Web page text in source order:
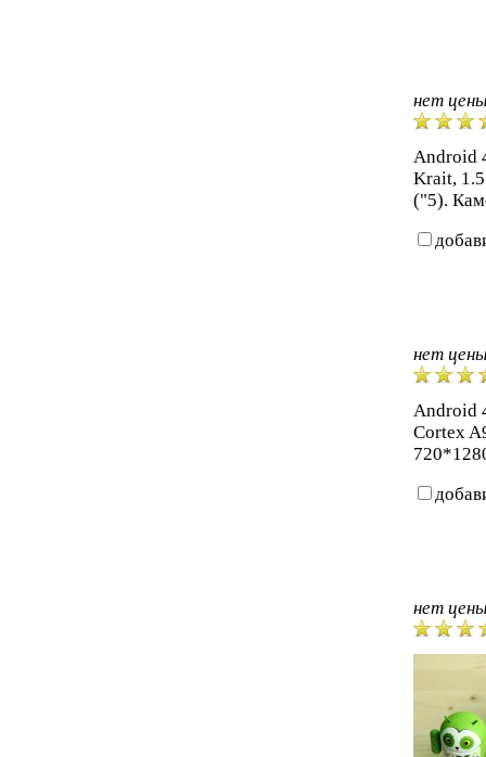
нет
Android
Krait,
("5).
нет
Android
Cortex
нет